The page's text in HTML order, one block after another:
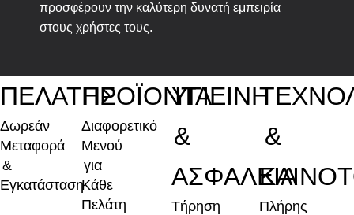
προσφέρουν την καλύτερη δυνατή εμπειρία
στους χρήστες τους.
ΠΕΛΑΤΗΣ
Δωρεάν
Μεταφορά
&
Εγκατάσταση
ΠΡΟΪΟΝΤΑ
Διαφορετικό
Μενού
για
Κάθε
Πελάτη
ΥΓΙΕΙΝΗ
&
ΑΣΦΑΛΕΙΑ
Τήρηση
&
Πλήρης